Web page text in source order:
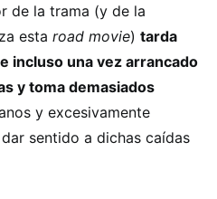
de la trama (y de la
esta road movie) tarda
incluso una vez arrancado
y toma demasiados
y excesivamente
sentido a dichas caídas